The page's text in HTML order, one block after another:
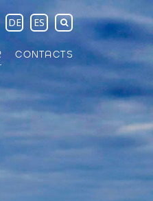
DE ES
CONTACTS